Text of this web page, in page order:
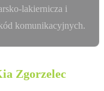
lakiernicza i
komunikacyjnych.
Zgorzelec